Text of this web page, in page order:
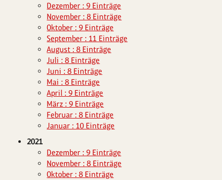
Dezember : 9 Einträge
November : 8 Einträge
Oktober : 9 Einträge
September : 11 Einträge
August : 8 Einträge
Juli : 8 Einträge
Juni : 8 Einträge
Mai : 8 Einträge
April : 9 Einträge
März : 9 Einträge
Februar : 8 Einträge
Januar : 10 Einträge
2021
Dezember : 9 Einträge
November : 8 Einträge
Oktober : 8 Einträge